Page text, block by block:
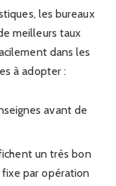
les bureaux
meilleurs taux
dans les
à adopter :
avant de
un très bon
par opération